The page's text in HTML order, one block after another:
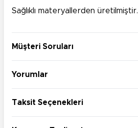
Sağlıklı materyallerden üretilmiştir.
Müşteri Soruları
Yorumlar
Taksit Seçenekleri